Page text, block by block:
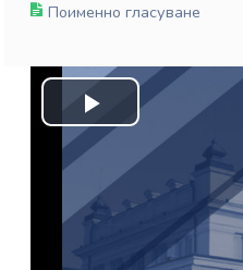
Поименно гласуване
Play
Video